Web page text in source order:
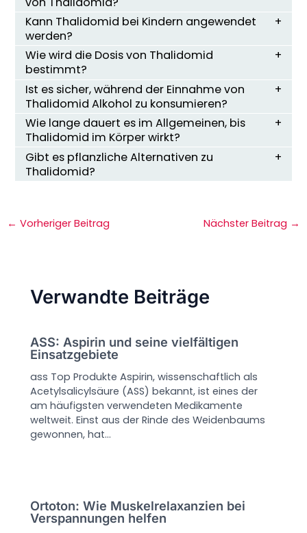
Kann Thalidomid bei Kindern angewendet
werden?
Wie wird die Dosis von Thalidomid
bestimmt?
Ist es sicher, während der Einnahme von
Thalidomid Alkohol zu konsumieren?
Wie lange dauert es im Allgemeinen, bis
Thalidomid im Körper wirkt?
Gibt es pflanzliche Alternativen zu
Thalidomid?
← Vorheriger Beitrag Nächster Beitrag →
Verwandte Beiträge
ASS: Aspirin und seine vielfältigen
Einsatzgebiete
ass Top Produkte Aspirin, wissenschaftlich als
Acetylsalicylsäure (ASS) bekannt, ist eines der
am häufigsten verwendeten Medikamente
weltweit. Einst aus der Rinde des Weidenbaums
gewonnen, hat…
Ortoton: Wie Muskelrelaxanzien bei
Verspannungen helfen